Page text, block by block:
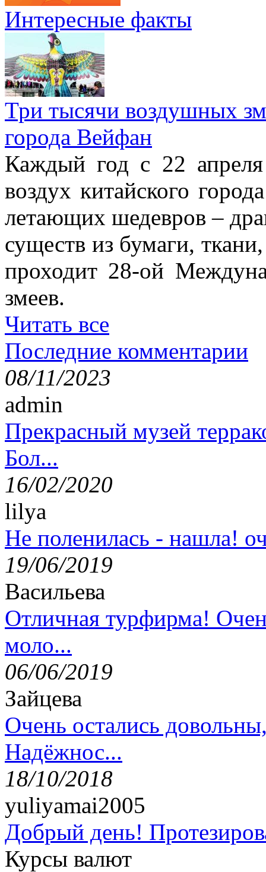
Интересные факты
Три тысячи воздушных
города Вейфан
Каждый год с 22
воздух китайского
летающих шедевров –
существ из бумаги,
проходит 28-ой
змеев.
Читать все
Последние комментарии
08/11/2023
admin
Прекрасный музей
Бол...
16/02/2020
lilya
Не поленилась - нашла!
19/06/2019
Васильева
Отличная турфирма!
моло...
06/06/2019
Зайцева
Очень остались
Надёжнос...
18/10/2018
yuliyamai2005
Добрый день!
Курсы валют